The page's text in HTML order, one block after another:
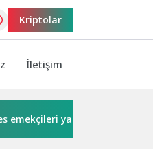
Kriptolar
İletişim
yalnız bırakılmadı